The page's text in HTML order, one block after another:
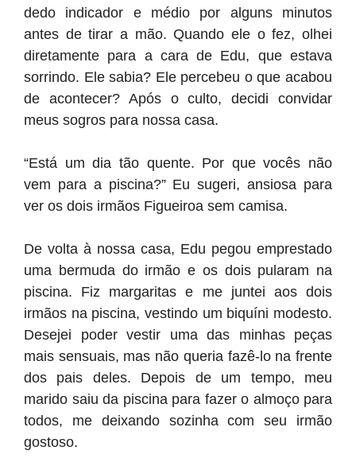
dedo indicador e médio por alguns minutos
antes de tirar a mão. Quando ele o fez, olhei
diretamente para a cara de Edu, que estava
sorrindo. Ele sabia? Ele percebeu o que acabou
de acontecer? Após o culto, decidi convidar
meus sogros para nossa casa.
“Está um dia tão quente. Por que vocês não
vem para a piscina?” Eu sugeri, ansiosa para
ver os dois irmãos Figueiroa sem camisa.
De volta à nossa casa, Edu pegou emprestado
uma bermuda do irmão e os dois pularam na
piscina. Fiz margaritas e me juntei aos dois
irmãos na piscina, vestindo um biquíni modesto.
Desejei poder vestir uma das minhas peças
mais sensuais, mas não queria fazê-lo na frente
dos pais deles. Depois de um tempo, meu
marido saiu da piscina para fazer o almoço para
todos, me deixando sozinha com seu irmão
gostoso.